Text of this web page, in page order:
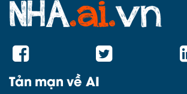
Tản mạn về AI